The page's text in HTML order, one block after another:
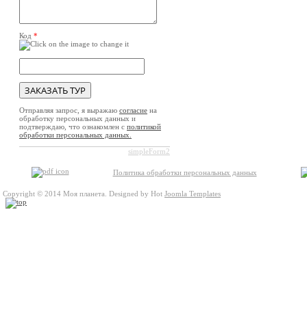
Код *
Отправляя запрос, я выражаю согласие на
обработку персональных данных и
подтверждаю, что ознакомлен с политикой
обработки персональных данных.
simpleForm2
Политика обработки персональных данных
Copyright © 2014 Моя планета. Designed by Hot Joomla Templates